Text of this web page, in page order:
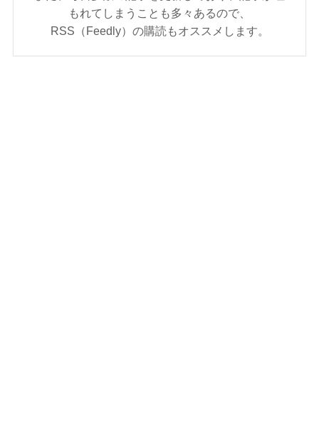
もれてしまうことも多々あるので、
RSS（Feedly）の購読もオススメします。